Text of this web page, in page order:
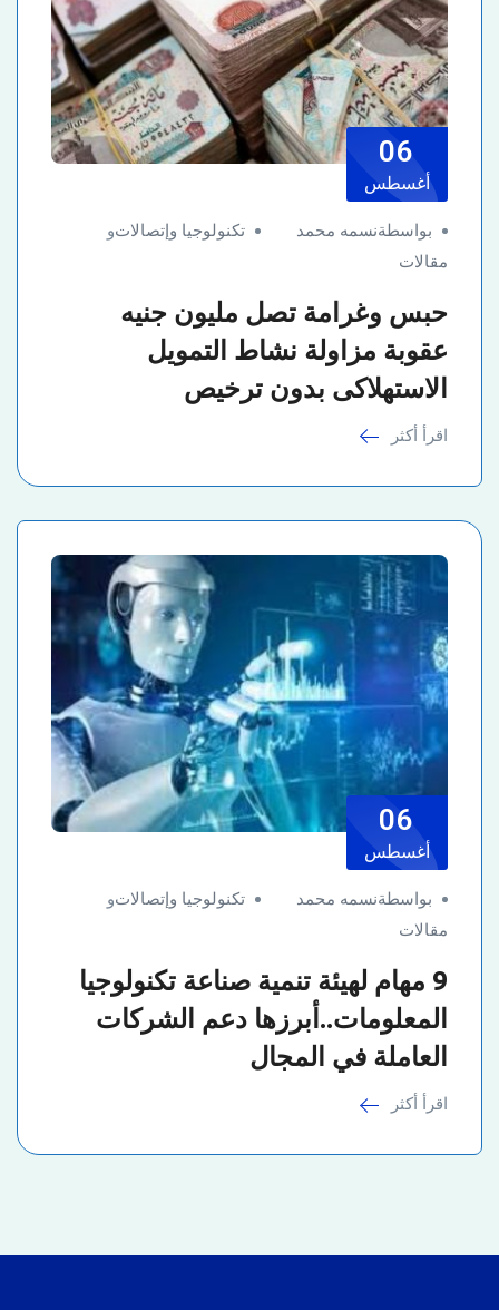
06
أغسطس
بواسطةنسمه محمد تكنولوجيا وإتصالاتو
مقالات
حبس وغرامة تصل مليون جنيه
عقوبة مزاولة نشاط التمويل
الاستهلاكى بدون ترخيص
اقرأ أكثر
06
أغسطس
بواسطةنسمه محمد تكنولوجيا وإتصالاتو
مقالات
9 مهام لهيئة تنمية صناعة تكنولوجيا
المعلومات..أبرزها دعم الشركات
العاملة في المجال
اقرأ أكثر